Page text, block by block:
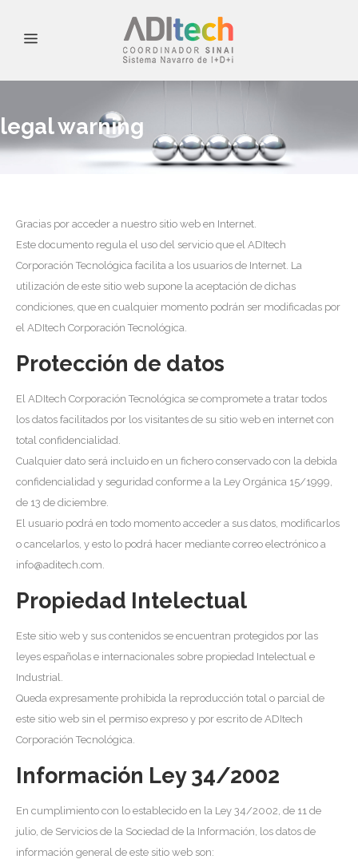
legal warning
Gracias por acceder a nuestro sitio web en Internet.
Este documento regula el uso del servicio que el ADItech
Corporación Tecnológica facilita a los usuarios de Internet. La
utilización de este sitio web supone la aceptación de dichas
condiciones, que en cualquier momento podrán ser modificadas por
el ADItech Corporación Tecnológica.
Protección de datos
El ADItech Corporación Tecnológica se compromete a tratar todos
los datos facilitados por los visitantes de su sitio web en internet con
total confidencialidad.
Cualquier dato será incluido en un fichero conservado con la debida
confidencialidad y seguridad conforme a la Ley Orgánica 15/1999,
de 13 de diciembre.
El usuario podrá en todo momento acceder a sus datos, modificarlos
o cancelarlos, y esto lo podrá hacer mediante correo electrónico a
info@aditech.com.
Propiedad Intelectual
Este sitio web y sus contenidos se encuentran protegidos por las
leyes españolas e internacionales sobre propiedad Intelectual e
Industrial.
Queda expresamente prohibida la reproducción total o parcial de
este sitio web sin el permiso expreso y por escrito de ADItech
Corporación Tecnológica.
Información Ley 34/2002
En cumplimiento con lo establecido en la Ley 34/2002, de 11 de
julio, de Servicios de la Sociedad de la Información, los datos de
información general de este sitio web son: